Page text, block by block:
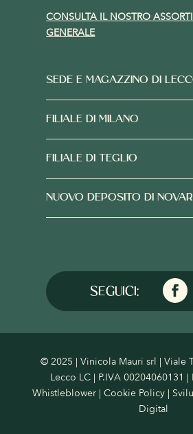
CONSULTA IL NOSTRO
GENERALE
SEDE E MAGAZZINO DI
FILIALE DI MILANO
FILIALE DI TEGLIO
NUOVO DEPOSITO DI
© 2025 | Vinicola Mauri srl | Viale
Lecco LC | P.IVA 00204060131 |
Whistleblower |Cookie Policy |
Digital